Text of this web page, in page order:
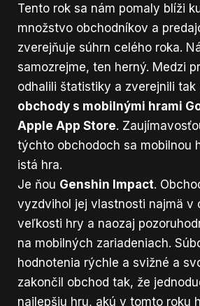
Tento rok sa nám pomaly blíži
množstvo obchodníkov a
zverejňuje súhrn celého roka.
samozrejme, ten herný. Medzi
odhalili štatistiky a zverejnili tak
obchody s mobilnými hrami
Apple App Store.
týchto obchodoch sa mobilnou
istá hra.
Je ňou Genshin Impact.
vyzdvihol jej vlastnosti najmä v
veľkosti hry a naozaj
na mobilných zariadeniach.
hodnotenia rýchle a svižné a
zakončil obchod tak, že
najlepšiu hru, akú v tomto roku